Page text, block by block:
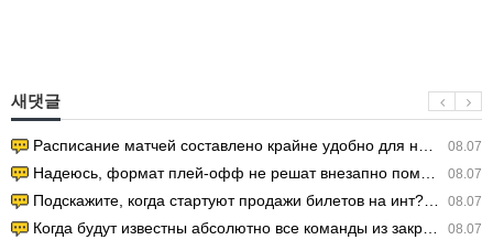
새댓글
08.07
Расписание матчей составлено крайне удобно для нашего часово…
08.07
Надеюсь, формат плей-офф не решат внезапно поменять. https:/…
08.07
Подскажите, когда стартуют продажи билетов на инт? https://g…
08.07
Когда будут известны абсолютно все команды из закрытых квали…